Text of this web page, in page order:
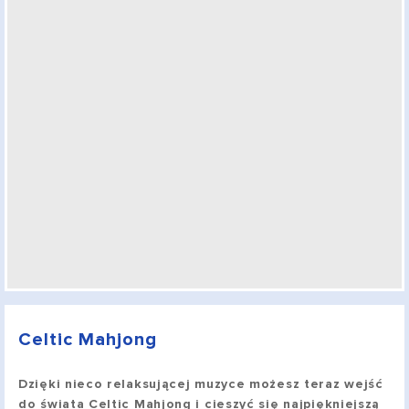
Celtic Mahjong
Dzięki nieco relaksującej muzyce możesz teraz wejść
do świata Celtic Mahjong i cieszyć się najpiękniejszą